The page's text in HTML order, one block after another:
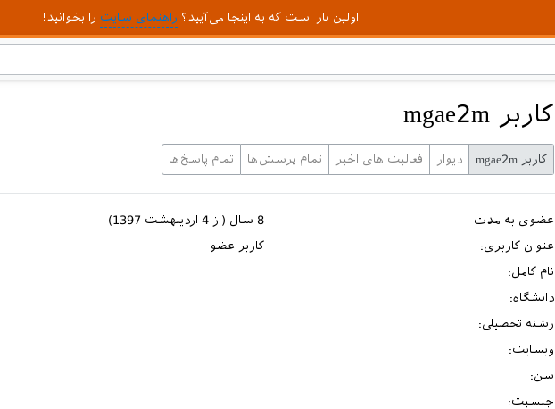
اولین بار است که به اینجا می‌آیید؟ راهنمای سایت را بخوانید!
کاربر mgae2m
کاربر mgae2m دیوار فعالیت های اخیر تمام پرسش‌ها تمام پاسخ‌ها
عضوی به مدت
8 سال (از 4 اردیبهشت 1397)
عنوان کاربری:
کاربر عضو
نام کامل:
دانشگاه:
رشته تحصیلی:
وبسایت:
سن:
جنسیت: